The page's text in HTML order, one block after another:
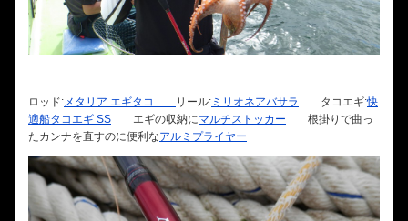
ロッド:メタリア エギタコ リール: ミリオネアバサラ タコエギ:快
適船タコエギ SS エギの収納にマルチストッカー 根掛りで曲っ
たカンナを直すのに便利なアルミプライヤー